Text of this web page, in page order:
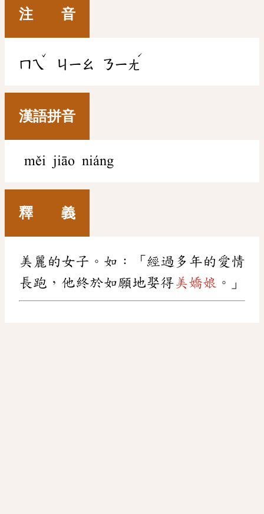
注 音
ㄇㄟ
ˇ
ㄐㄧㄠ ㄋㄧㄤ
ˊ
漢語拼音
měi jiāo niáng
釋 義
美麗的女子。如：「經過多年的愛情
長跑，他終於如願地娶得美嬌娘 。」